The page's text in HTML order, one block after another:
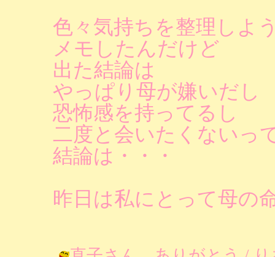
色々気持ちを整理しよ
メモしたんだけど
出た結論は
やっぱり母が嫌いだし
恐怖感を持ってるし
二度と会いたくないっ
結論は・・・
昨日は私にとって母の